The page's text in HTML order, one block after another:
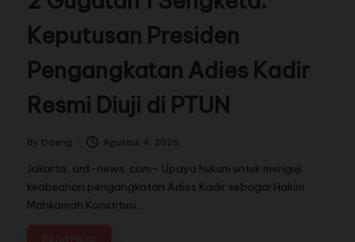
Keputusan Presiden
Pengangkatan Adies Kadir
Resmi Diuji di PTUN
By Daeng Agustus 4, 2026
Jakarta, ard-news. com– Upaya hukum untuk menguji
keabsahan pengangkatan Adies Kadir sebagai Hakim
Mahkamah Konstitusi…